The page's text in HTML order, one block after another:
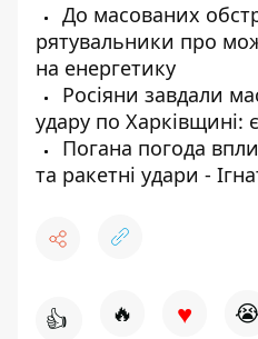
До масованих
рятувальники про
на енергетику
Росіяни завдали
удару по Харківщині:
Погана погода
та ракетні удари -
👍 🔥 ♥